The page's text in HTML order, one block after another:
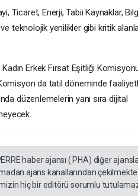
Ticaret, Enerji, Tabii Kaynaklar,
teknolojik yenilikler gibi kritik
Erkek Fırsat Eşitliği
da tatil döneminde
düzenlemelerin yanı sıra dijital
haber ajansı ( PHA) diğer
ajans kanallarından
hiç bir editörü sorumlu